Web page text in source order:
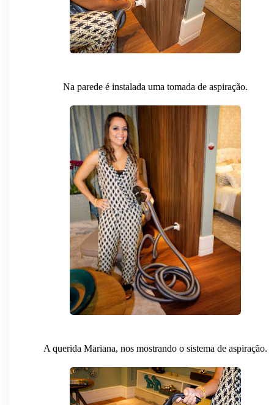
Na parede é instalada uma tomada de aspiração.
A querida Mariana, nos mostrando o sistema de aspiração.